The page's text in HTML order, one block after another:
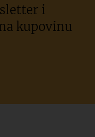
i
kupovinu